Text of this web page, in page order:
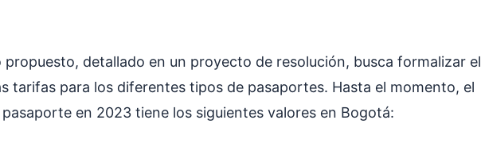
propuesto, detallado en un proyecto de resolución, busca formalizar el
tarifas para los diferentes tipos de pasaportes. Hasta el momento, el
en 2023 tiene los siguientes valores en Bogotá: